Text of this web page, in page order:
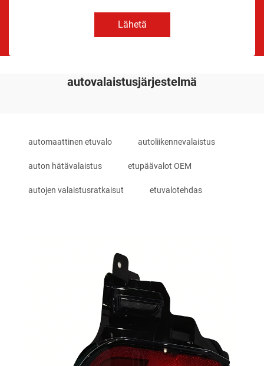
Lähetä
autovalaistusjärjestelmä
automaattinen etuvalo autoliikennevalaistus
auton hätävalaistus etupäävalot OEM
autojen valaistusratkaisut etuvalotehdas